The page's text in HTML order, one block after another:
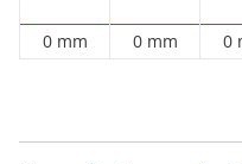
0 mm 0 mm 0